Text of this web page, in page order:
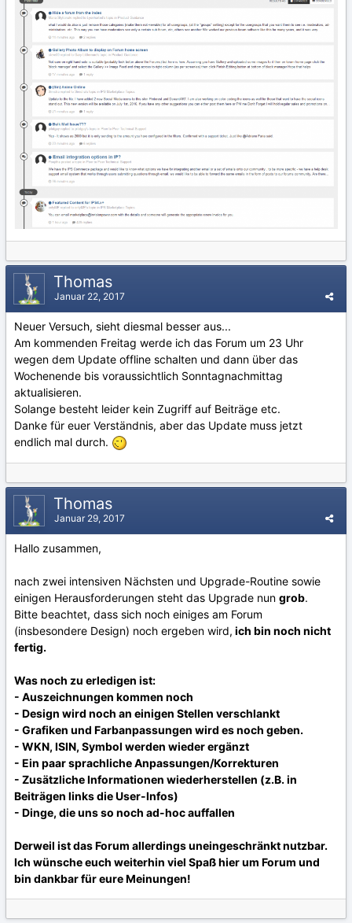
Thomas
Januar 22, 2017
Neuer Versuch, sieht diesmal besser aus...
Am kommenden Freitag werde ich das Forum um 23 Uhr
wegen dem Update offline schalten und dann über das
Wochenende bis voraussichtlich Sonntagnachmittag
aktualisieren.
Solange besteht leider kein Zugriff auf Beiträge etc.
Danke für euer Verständnis, aber das Update muss jetzt
endlich mal durch.
Thomas
Januar 29, 2017
Hallo zusammen,
nach zwei intensiven Nächsten und Upgrade-Routine sowie
einigen Herausforderungen steht das Upgrade nun grob.
Bitte beachtet, dass sich noch einiges am Forum
(insbesondere Design) noch ergeben wird, ich bin noch nicht
fertig.
Was noch zu erledigen ist:
- Auszeichnungen kommen noch
- Design wird noch an einigen Stellen verschlankt
- Grafiken und Farbanpassungen wird es noch geben.
- WKN, ISIN, Symbol werden wieder ergänzt
- Ein paar sprachliche Anpassungen/Korrekturen
- Zusätzliche Informationen wiederherstellen (z.B. in
Beiträgen links die User-Infos)
- Dinge, die uns so noch ad-hoc auffallen
Derweil ist das Forum allerdings uneingeschränkt nutzbar.
Ich wünsche euch weiterhin viel Spaß hier um Forum und
bin dankbar für eure Meinungen!